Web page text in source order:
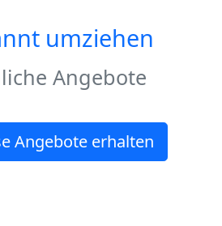
umziehen
Angebote
Angebote erhalten